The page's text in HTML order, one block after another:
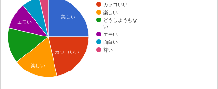
カッコいい
楽しい
どうしようもな
い
エモい
面白い
尊い
美しい
カッコいい
エモい
楽しい